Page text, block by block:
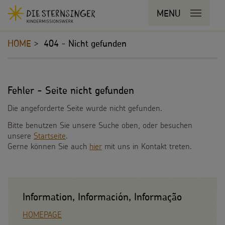
Navigationsabkürzungen
Seiteninhalt
Zur
Zur
MENU
MENU SCHLIESSEN
Vorlagen, Lieder, Praktische Hilfen
Sternsinger-Material
Tipps und Anregungen
Sternsingermobil
Fotoausstellung
PROJEKTE
180 Jahre
Umwelt
Gesundheit
Kinderrechte
BILDUNGSMATERIAL
Für die Pfarrgemeinde
Sternsinger-Spendenaktionen
Die Sternsinger auf WhatsApp
befinden
HOME 404 - Nicht gefunden
Fehler - Seite nicht gefunden
Die angeforderte Seite wurde nicht gefunden.
Bitte benutzen Sie unsere Suche oben, oder besuchen
unsere Startseite.
Gerne können Sie auch hier mit uns in Kontakt treten.
Information, Información, Informação
HOMEPAGE